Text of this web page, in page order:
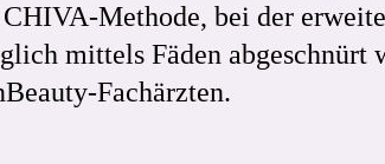
Methode, bei der
mittels Fäden abgeschnürt
Fachärzten.